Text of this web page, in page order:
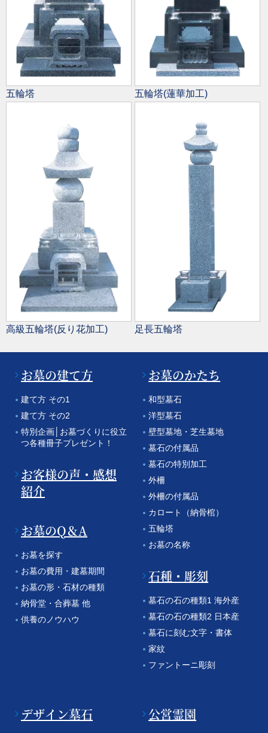
五輪塔 五輪塔(蓮華加工)
高級五輪塔(反り花加工) 足長五輪塔
お墓の建て方
建て方 その1
建て方 その2
特別企画│お墓づくりに役立
つ各種冊子プレゼント！
お客様の声・感想
紹介
お墓のQ＆A
お墓を探す
お墓の費用・建墓期間
お墓の形・石材の種類
納骨堂・合葬墓 他
供養のノウハウ
お墓のかたち
和型墓石
洋型墓石
壁型墓地・芝生墓地
墓石の付属品
墓石の特別加工
外柵
外柵の付属品
カロート（納骨棺）
五輪塔
お墓の名称
石種・彫刻
墓石の石の種類1 海外産
墓石の石の種類2 日本産
墓石に刻む文字・書体
家紋
ファントーニ彫刻
デザイン墓石 公営霊園